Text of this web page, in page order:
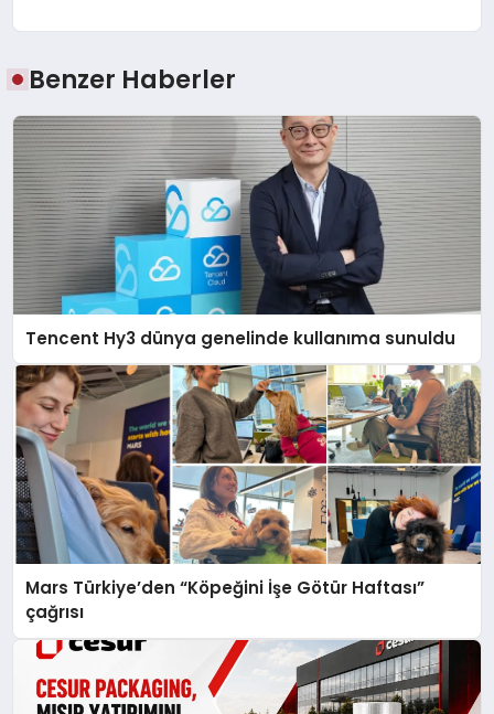
Benzer Haberler
Tencent Hy3 dünya genelinde kullanıma sunuldu
Mars Türkiye’den “Köpeğini İşe Götür Haftası”
çağrısı